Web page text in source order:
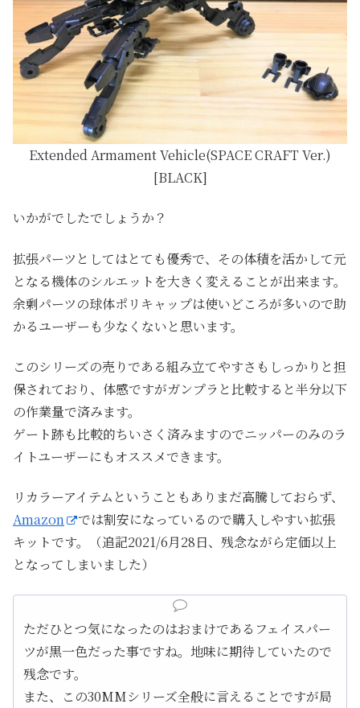
Extended Armament Vehicle(SPACE CRAFT Ver.)
[BLACK]
いかがでしたでしょうか？
拡張パーツとしてはとても優秀で、その体積を活かして元
となる機体のシルエットを大きく変えることが出来ます。
余剰パーツの球体ポリキャップは使いどころが多いので助
かるユーザーも少なくないと思います。
このシリーズの売りである組み立てやすさもしっかりと担
保されており、体感ですがガンプラと比較すると半分以下
の作業量で済みます。
ゲート跡も比較的ちいさく済みますのでニッパーのみのラ
イトユーザーにもオススメできます。
リカラーアイテムということもありまだ高騰しておらず、
Amazon
では割安になっているので購入しやすい拡張
キットです。（追記2021/6月28日、残念ながら定価以上
となってしまいました）
ただひとつ気になったのはおまけであるフェイスパー
ツが黒一色だった事ですね。地味に期待していたので
残念です。
また、この30MMシリーズ全般に言えることですが局